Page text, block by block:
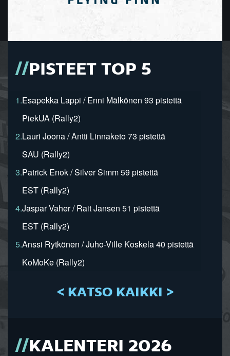
PISTEET TOP 5
1.Esapekka Lappi / Enni Mälkönen 93 pistettä
PiekUA (Rally2)
2.Lauri Joona / Antti Linnaketo 73 pistettä
SAU (Rally2)
3.Patrick Enok / Silver Simm 59 pistettä
EST (Rally2)
4.Jaspar Vaher / Rait Jansen 51 pistettä
EST (Rally2)
5.Anssi Rytkönen / Juho-Ville Koskela 40 pistettä
KoMoKe (Rally2)
< KATSO KAIKKI >
KALENTERI 2026